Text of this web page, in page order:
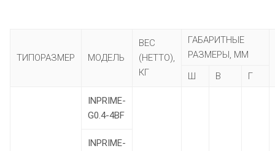
ТИПОРАЗМЕР МОДЕЛЬ
ВЕС
(НЕТТО),
КГ
ГАБАРИТНЫЕ
РАЗМЕРЫ, ММ
Ш
В Г
INPRIME-
G0.4-4BF
INPRIME-